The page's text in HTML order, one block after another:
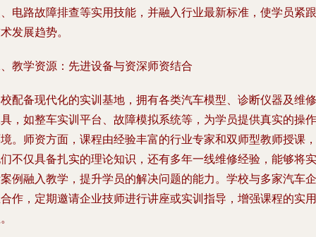
电路故障排查等实用技能，并融入行业最新标准，使学员紧跟
发展趋势。
教学资源：先进设备与资深师资结合
配备现代化的实训基地，拥有各类汽车模型、诊断仪器及维修
，如整车实训平台、故障模拟系统等，为学员提供真实的操作
。师资方面，课程由经验丰富的行业专家和双师型教师授课，
不仅具备扎实的理论知识，还有多年一线维修经验，能够将实
例融入教学，提升学员的解决问题的能力。学校与多家汽车企
作，定期邀请企业技师进行讲座或实训指导，增强课程的实用